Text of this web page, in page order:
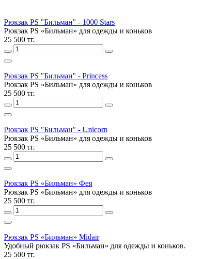
Рюкзак PS "Бильман" - 1000 Stars
Рюкзак PS «Бильман» для одежды и коньков
25 500 тг.
Рюкзак PS "Бильман" - Princess
Рюкзак PS «Бильман» для одежды и коньков
25 500 тг.
Рюкзак PS "Бильман" - Unicorn
Рюкзак PS «Бильман» для одежды и коньков
25 500 тг.
Рюкзак PS «Бильман» Фея
Рюкзак PS «Бильман» для одежды и коньков
25 500 тг.
Рюкзак PS «Бильман» Midair
Удобный рюкзак PS «Бильман» для одежды и коньков.
25 500 тг.